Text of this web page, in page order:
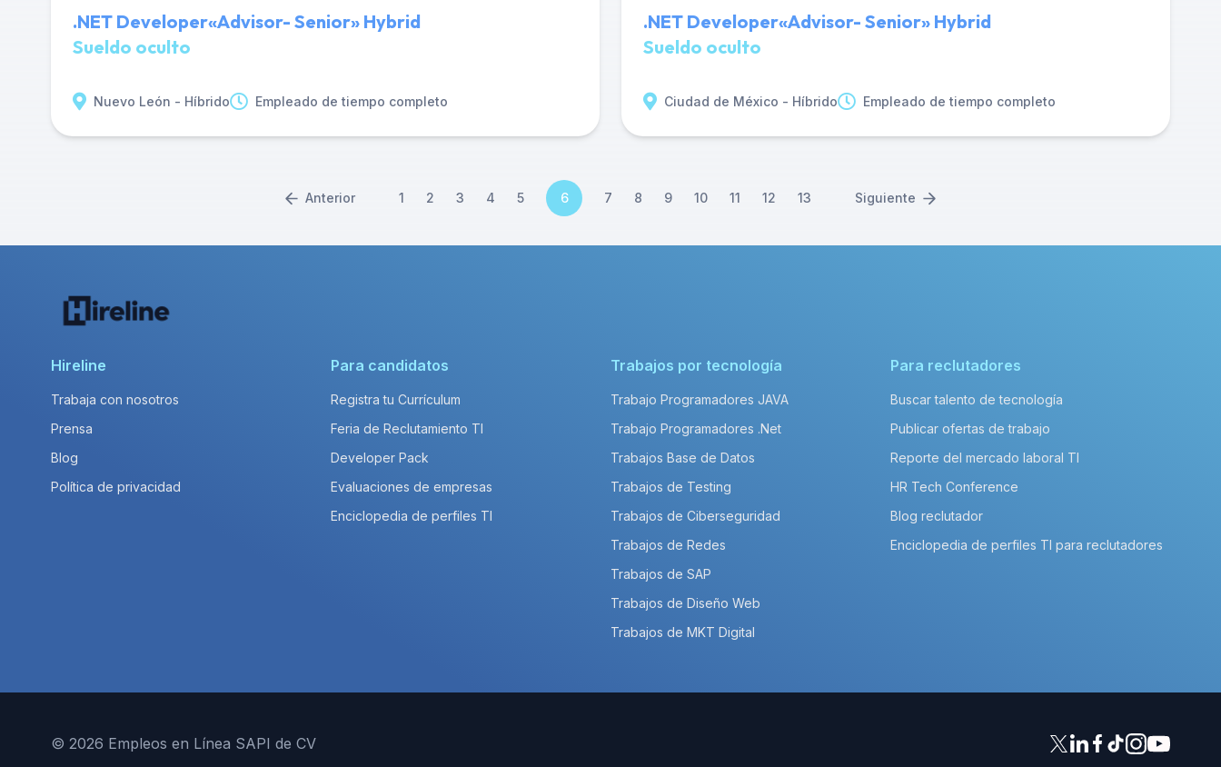
.NET Developer«Advisor- Senior» Hybrid
Sueldo oculto
Nuevo León - Híbrido Empleado de tiempo completo
.NET Developer«Advisor- Senior» Hybrid
Sueldo oculto
Ciudad de México - Híbrido Empleado de tiempo completo
Anterior 1 2 3 4 5 6 7 8 9 10 11 12 13 Siguiente
Hireline
Trabaja con nosotros
Prensa
Blog
Política de privacidad
Para candidatos
Registra tu Currículum
Feria de Reclutamiento TI
Developer Pack
Evaluaciones de empresas
Enciclopedia de perfiles TI
Trabajos por tecnología
Trabajo Programadores JAVA
Trabajo Programadores .Net
Trabajos Base de Datos
Trabajos de Testing
Trabajos de Ciberseguridad
Trabajos de Redes
Trabajos de SAP
Trabajos de Diseño Web
Trabajos de MKT Digital
Para reclutadores
Buscar talento de tecnología
Publicar ofertas de trabajo
Reporte del mercado laboral TI
HR Tech Conference
Blog reclutador
Enciclopedia de perfiles TI para reclutadores
© 2026 Empleos en Línea SAPI de CV